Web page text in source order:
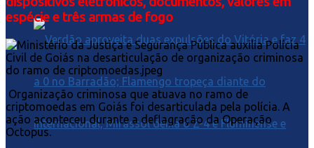
espécie e três armas de fogo
Organização criminosa que atuava no ramo de
criptomoedas em Goiás foi desarticulada pela polícia. A
ação aconteceu durante a deflagração da Operação
Octopus.